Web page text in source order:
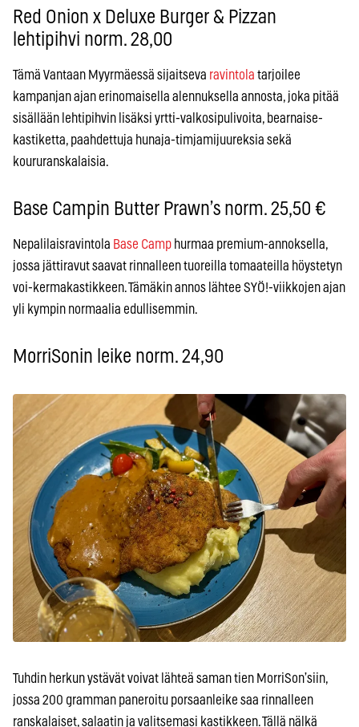
Red Onion x Deluxe Burger & Pizzan
lehtipihvi norm. 28,00
Tämä Vantaan Myyrmäessä sijaitseva ravintola tarjoilee
kampanjan ajan erinomaisella alennuksella annosta, joka pitää
sisällään lehtipihvin lisäksi yrtti-valkosipulivoita, bearnaise-
kastiketta, paahdettuja hunaja-timjamijuureksia sekä
koururanskalaisia.
Base Campin Butter Prawn’s norm. 25,50 €
Nepalilaisravintola Base Camp hurmaa premium-annoksella,
jossa jättiravut saavat rinnalleen tuoreilla tomaateilla höystetyn
voi-kermakastikkeen. Tämäkin annos lähtee SYÖ!-viikkojen ajan
yli kympin normaalia edullisemmin.
MorriSonin leike norm. 24,90
Tuhdin herkun ystävät voivat lähteä saman tien MorriSon’siin,
jossa 200 gramman paneroitu porsaanleike saa rinnalleen
ranskalaiset, salaatin ja valitsemasi kastikkeen. Tällä nälkä